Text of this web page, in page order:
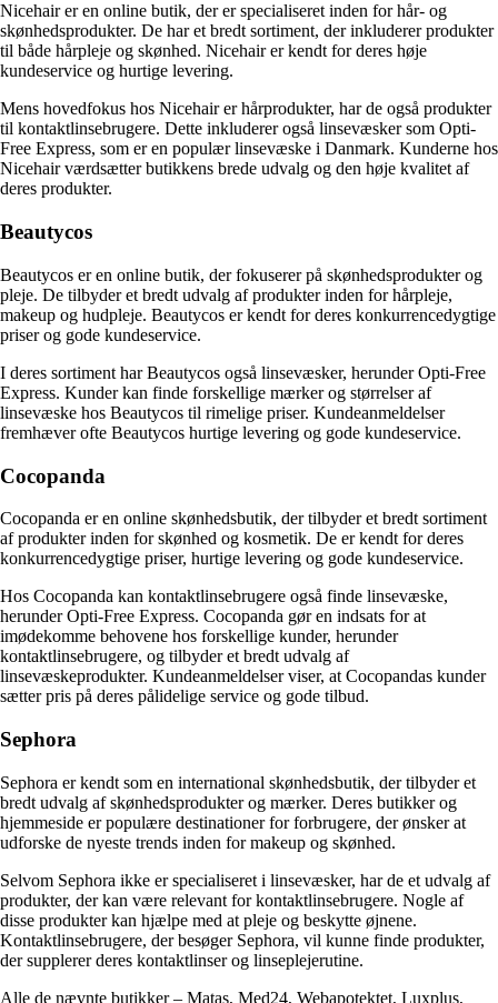
Nicehair er en online butik, der er specialiseret inden for hår- og
skønhedsprodukter. De har et bredt sortiment, der inkluderer produkter
til både hårpleje og skønhed. Nicehair er kendt for deres høje
kundeservice og hurtige levering.
Mens hovedfokus hos Nicehair er hårprodukter, har de også produkter
til kontaktlinsebrugere. Dette inkluderer også linsevæsker som Opti-
Free Express, som er en populær linsevæske i Danmark. Kunderne hos
Nicehair værdsætter butikkens brede udvalg og den høje kvalitet af
deres produkter.
Beautycos
Beautycos er en online butik, der fokuserer på skønhedsprodukter og
pleje. De tilbyder et bredt udvalg af produkter inden for hårpleje,
makeup og hudpleje. Beautycos er kendt for deres konkurrencedygtige
priser og gode kundeservice.
I deres sortiment har Beautycos også linsevæsker, herunder Opti-Free
Express. Kunder kan finde forskellige mærker og størrelser af
linsevæske hos Beautycos til rimelige priser. Kundeanmeldelser
fremhæver ofte Beautycos hurtige levering og gode kundeservice.
Cocopanda
Cocopanda er en online skønhedsbutik, der tilbyder et bredt sortiment
af produkter inden for skønhed og kosmetik. De er kendt for deres
konkurrencedygtige priser, hurtige levering og gode kundeservice.
Hos Cocopanda kan kontaktlinsebrugere også finde linsevæske,
herunder Opti-Free Express. Cocopanda gør en indsats for at
imødekomme behovene hos forskellige kunder, herunder
kontaktlinsebrugere, og tilbyder et bredt udvalg af
linsevæskeprodukter. Kundeanmeldelser viser, at Cocopandas kunder
sætter pris på deres pålidelige service og gode tilbud.
Sephora
Sephora er kendt som en international skønhedsbutik, der tilbyder et
bredt udvalg af skønhedsprodukter og mærker. Deres butikker og
hjemmeside er populære destinationer for forbrugere, der ønsker at
udforske de nyeste trends inden for makeup og skønhed.
Selvom Sephora ikke er specialiseret i linsevæsker, har de et udvalg af
produkter, der kan være relevant for kontaktlinsebrugere. Nogle af
disse produkter kan hjælpe med at pleje og beskytte øjnene.
Kontaktlinsebrugere, der besøger Sephora, vil kunne finde produkter,
der supplerer deres kontaktlinser og linseplejerutine.
Alle de nævnte butikker – Matas, Med24, Webapotektet, Luxplus,